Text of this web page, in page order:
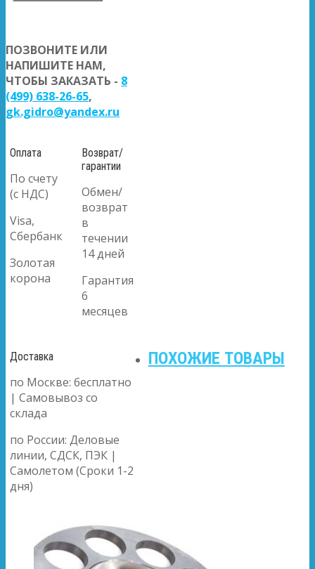
ПОЗВОНИТЕ ИЛИ
НАПИШИТЕ НАМ,
ЧТОБЫ ЗАКАЗАТЬ - 8
(499) 638-26-65,
gk.gidro@yandex.ru
Оплата
По счету
(с НДС)
Visa,
Сбербанк
Золотая
корона
Возврат/
гарантии
Обмен/
возврат
в
течении
14 дней
Гарантия
6
месяцев
Доставка
по Москве: бесплатно
| Самовывоз со
склада
по России: Деловые
линии, СДСК, ПЭК |
Самолетом (Сроки 1-2
дня)
ПОХОЖИЕ ТОВАРЫ